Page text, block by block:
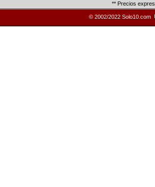
** Precios
© 2002/2022 Solo10.com